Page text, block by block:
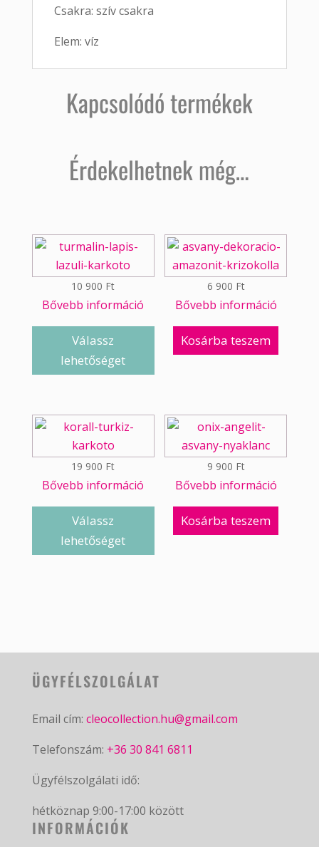
Csakra: szív csakra
Elem: víz
Kapcsolódó termékek
Érdekelhetnek még…
10 900 Ft
Bővebb információ
Válassz
lehetőséget
6 900 Ft
Bővebb információ
Kosárba teszem
19 900 Ft
Bővebb információ
Válassz
lehetőséget
9 900 Ft
Bővebb információ
Kosárba teszem
ÜGYFÉLSZOLGÁLAT
Email cím: cleocollection.hu@gmail.com
Telefonszám: +36 30 841 6811
Ügyfélszolgálati idő:
hétköznap 9:00-17:00 között
INFORMÁCIÓK